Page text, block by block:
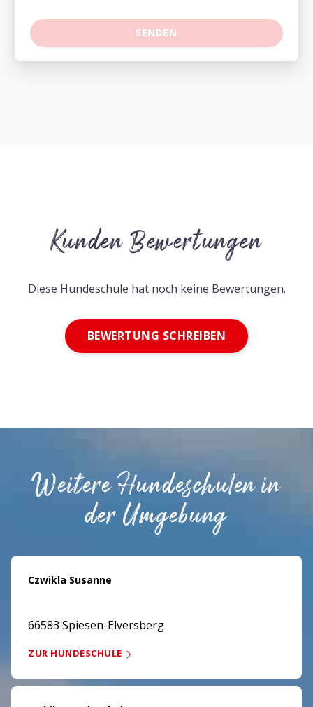
Kunden Bewertungen
Diese Hundeschule hat noch keine Bewertungen.
BEWERTUNG SCHREIBEN
Weitere Hundeschulen in
der Umgebung
Czwikla Susanne
66583 Spiesen-Elversberg
ZUR HUNDESCHULE